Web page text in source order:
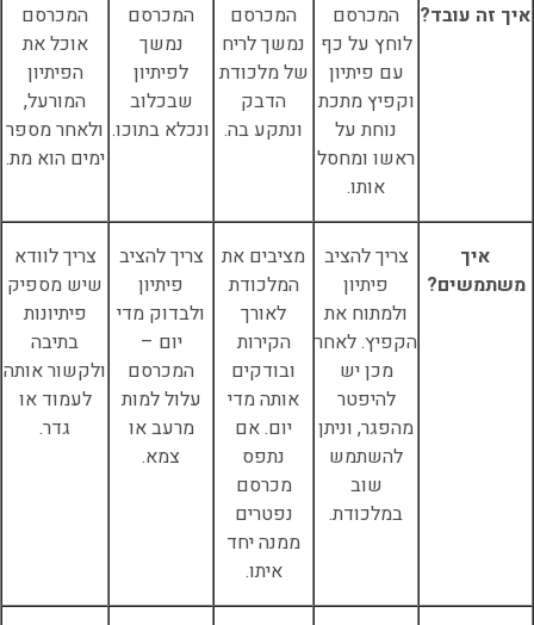
איך זה עובד?
המכרסם
לוחץ על כף
עם פיתיון
וקפיץ מתכת
נוחת על
ראשו ומחסל
אותו.
המכרסם
נמשך לריח
של מלכודת
הדבק
ונתקע בה.
המכרסם
נמשך
לפיתיון
שבכלוב
ונכלא בתוכו.
המכרסם
אוכל את
הפיתיון
המורעל,
ולאחר מספר
ימים הוא מת.
איך
משתמשים?
צריך להציב
פיתיון
ולמתוח את
הקפיץ. לאחר
מכן יש
להיפטר
מהפגר, וניתן
להשתמש
שוב
במלכודת.
מציבים את
המלכודת
לאורך
הקירות
ובודקים
אותה מדי
יום. אם
נתפס
מכרסם
נפטרים
ממנה יחד
איתו.
צריך להציב
פיתיון
ולבדוק מדי
יום –
המכרסם
עלול למות
מרעב או
צמא.
צריך לוודא
שיש מספיק
פיתיונות
בתיבה
ולקשור אותה
לעמוד או
גדר.